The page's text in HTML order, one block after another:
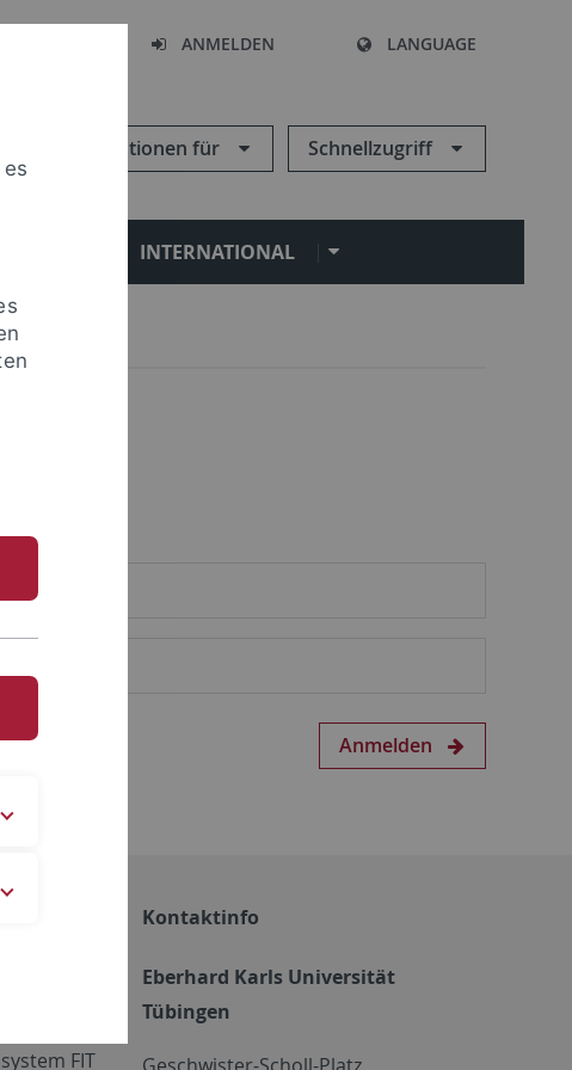
ANMELDEN LANGUAGE
Informationen für Schnellzugriff
INTERNATIONAL
Anmelden
FIT
Kontaktinfo
Eberhard Karls Universität
Tübingen